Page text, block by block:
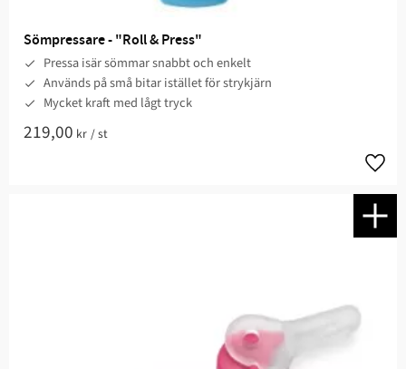
Sömpressare - "Roll & Press"
Pressa isär sömmar snabbt och enkelt
Används på små bitar istället för strykjärn
Mycket kraft med lågt tryck
219,00 kr /st